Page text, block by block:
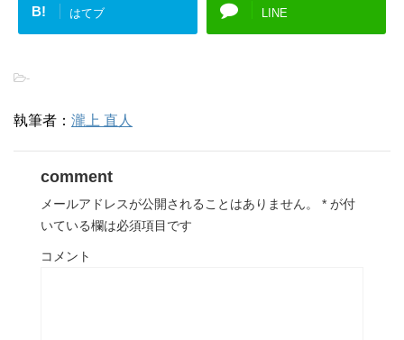
B! はてブ LINE
-
執筆者： 瀧上 直人
comment
メールアドレスが公開されることはありません。 * が付
いている欄は必須項目です
コメント